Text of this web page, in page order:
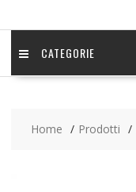
CATEGORIE
Home Prodotti